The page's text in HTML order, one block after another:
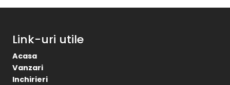
Link-uri utile
Acasa
Vanzari
Inchirieri